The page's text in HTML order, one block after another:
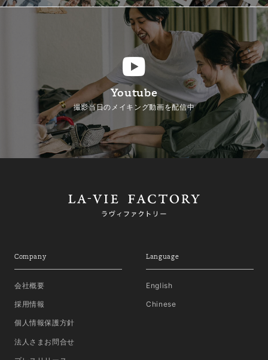
Youtube
撮影当日のメイキング動画を配信中
Company
会社概要
採用情報
個人情報保護方針
法人さまお問合せ
Language
English
Chinese